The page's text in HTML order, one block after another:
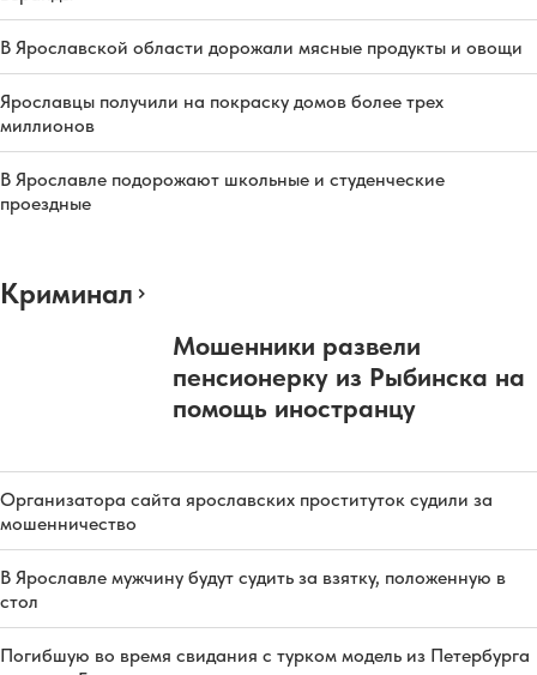
В Ярославской области дорожали мясные продукты и овощи
Ярославцы получили на покраску домов более трех
миллионов
В Ярославле подорожают школьные и студенческие
проездные
Криминал
Мошенники развели
пенсионерку из Рыбинска на
помощь иностранцу
Организатора сайта ярославских проституток судили за
мошенничество
В Ярославле мужчину будут судить за взятку, положенную в
стол
Погибшую во время свидания с турком модель из Петербурга